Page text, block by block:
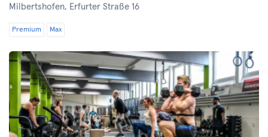
Milbertshofen, Erfurter Straße 16
Premium Max